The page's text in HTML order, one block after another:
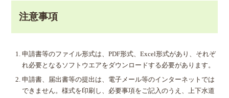
注意事項
申請書等のファイル形式は、PDF形式、Excel形式があり、それぞ
れ必要となるソフトウエアをダウンロードする必要があります。
申請書、届出書等の提出は、電子メール等のインターネットでは
できません。様式を印刷し、必要事項をご記入のうえ、上下水道